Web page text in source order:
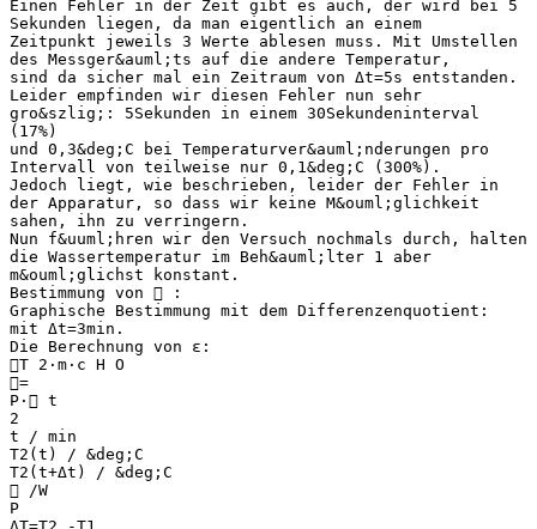
Einen Fehler in der Zeit gibt es auch, der wird bei 5
Sekunden liegen, da man eigentlich an einem
Zeitpunkt jeweils 3 Werte ablesen muss. Mit Umstellen
des Messger&auml;ts auf die andere Temperatur,
sind da sicher mal ein Zeitraum von Δt=5s entstanden.
Leider empfinden wir diesen Fehler nun sehr
gro&szlig;: 5Sekunden in einem 30Sekundeninterval
(17%)
und 0,3&deg;C bei Temperaturver&auml;nderungen pro
Intervall von teilweise nur 0,1&deg;C (300%).
Jedoch liegt, wie beschrieben, leider der Fehler in
der Apparatur, so dass wir keine M&ouml;glichkeit
sahen, ihn zu verringern.
Nun f&uuml;hren wir den Versuch nochmals durch, halten
die Wassertemperatur im Beh&auml;lter 1 aber
m&ouml;glichst konstant.
Bestimmung von  :
Graphische Bestimmung mit dem Differenzenquotient:
mit Δt=3min.
Die Berechnung von ε:
T 2⋅m⋅c H O
=
P⋅ t
2
t / min
T2(t) / &deg;C
T2(t+Δt) / &deg;C
 /W
P